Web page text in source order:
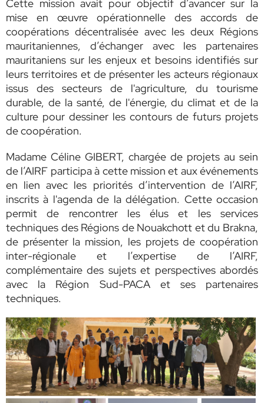
Cette mission avait pour objectif d’avancer sur la
mise en œuvre opérationnelle des accords de
coopérations décentralisée avec les deux Régions
mauritaniennes, d’échanger avec les partenaires
mauritaniens sur les enjeux et besoins identifiés sur
leurs territoires et de présenter les acteurs régionaux
issus des secteurs de l'agriculture, du tourisme
durable, de la santé, de l'énergie, du climat et de la
culture pour dessiner les contours de futurs projets
de coopération.
Madame Céline GIBERT, chargée de projets au sein
de l’AIRF participa à cette mission et aux événements
en lien avec les priorités d’intervention de l’AIRF,
inscrits à l'agenda de la délégation. Cette occasion
permit de rencontrer les élus et les services
techniques des Régions de Nouakchott et du Brakna,
de présenter la mission, les projets de coopération
inter-régionale et l’expertise de l’AIRF,
complémentaire des sujets et perspectives abordés
avec la Région Sud-PACA et ses partenaires
techniques.